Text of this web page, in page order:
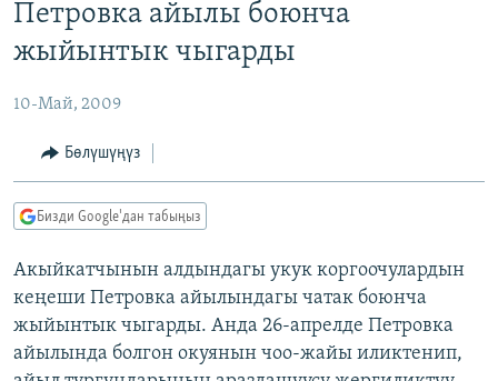
САЯСАТ
МАДАНИЯТ
ДҮЙНӨ
УКРАИНА
ТВ ПРОГРАММАЛАР
БҮГҮН АЗАТТЫКТА
ДАНИСТЕ
ЭЖЕ-СИҢДИЛЕР
АЗАТТЫК+
ПОДКАСТ
ОНЛАЙН ШЕРИНЕ
Петровка айылы боюнча
жыйынтык чыгарды
10-Май, 2009
Бөлүшүңүз
Бизди Google'дан табыңыз
Акыйкатчынын алдындагы укук коргоочулардын
кеңеши Петровка айылындагы чатак боюнча
жыйынтык чыгарды. Анда 26-апрелде Петровка
айылында болгон окуянын чоо-жайы иликтенип,